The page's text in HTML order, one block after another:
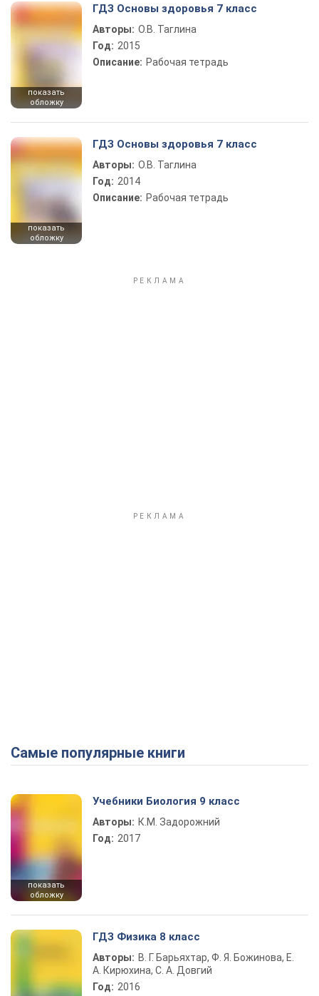
показать
обложку
ГДЗ Основы здоровья 7 класс
Авторы: О.В. Таглина
Год: 2015
Описание: Рабочая тетрадь
показать
обложку
ГДЗ Основы здоровья 7 класс
Авторы: О.В. Таглина
Год: 2014
Описание: Рабочая тетрадь
Самые популярные книги
показать
обложку
Учебники Биология 9 класс
Авторы: К.М. Задорожний
Год: 2017
ГДЗ Физика 8 класс
Авторы: В. Г. Барьяхтар, Ф. Я. Божинова, Е.
А. Кирюхина, С. А. Довгий
Год: 2016